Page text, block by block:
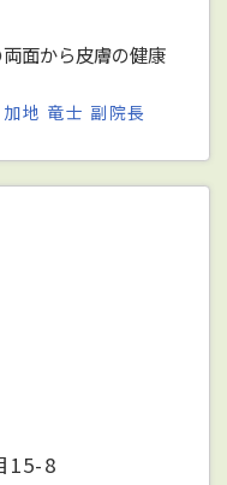
面から皮膚の健康
地 竜士 副院長
15-8